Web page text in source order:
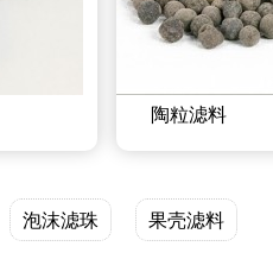
陶粒滤料
泡沫滤珠 果壳滤料